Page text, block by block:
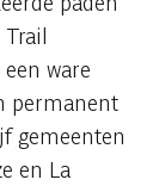
ware
permanent
gemeenten
en La